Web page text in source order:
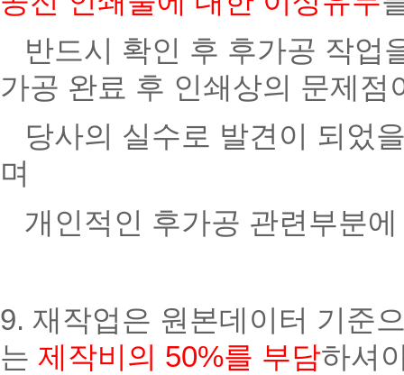
반드시 확인 후 후가공 작업
가공 완료 후 인쇄상의 문제점
당사의 실수로 발견이 되었
며
개인적인 후가공 관련부분
9. 재작업은 원본데이터 기준
는 제작비의 50%를 부담하셔